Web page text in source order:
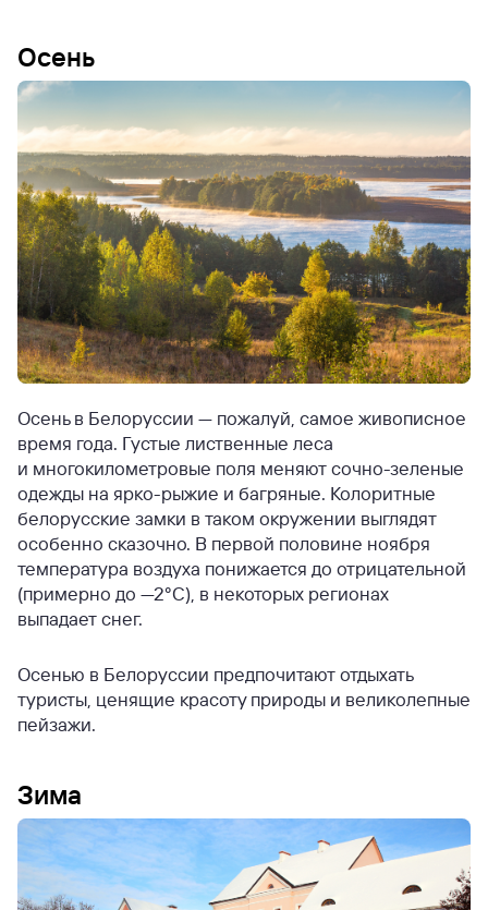
Осень
Осень в Белоруссии — пожалуй, самое живописное
время года. Густые лиственные леса
и многокилометровые поля меняют сочно-зеленые
одежды на ярко-рыжие и багряные. Колоритные
белорусские замки в таком окружении выглядят
особенно сказочно. В первой половине ноября
температура воздуха понижается до отрицательной
(примерно до —2°С), в некоторых регионах
выпадает снег.
Осенью в Белоруссии предпочитают отдыхать
туристы, ценящие красоту природы и великолепные
пейзажи.
Зима